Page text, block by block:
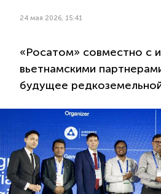
24 мая 2026, 15:41
«Росатом» совместно с
вьетнамскими
будущее